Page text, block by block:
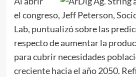
el congreso, Jeff Peterson,
Lab, puntualizó sobre las
respecto de aumentar la
para cubrir necesidades
creciente hacia el año 2050.